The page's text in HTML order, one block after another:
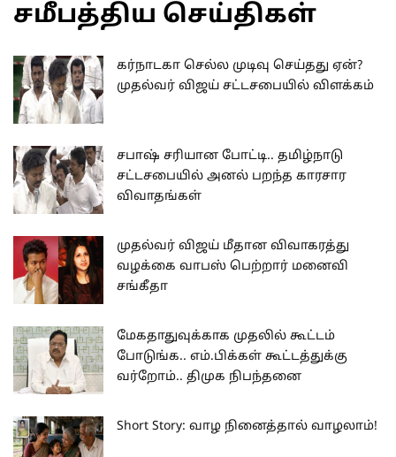
சமீபத்திய செய்திகள்
கர்நாடகா செல்ல முடிவு செய்தது ஏன்?
முதல்வர் விஜய் சட்டசபையில் விளக்கம்
சபாஷ் சரியான போட்டி.. தமிழ்நாடு
சட்டசபையில் அனல் பறந்த காரசார
விவாதங்கள்
முதல்வர் விஜய் மீதான விவாகரத்து
வழக்கை வாபஸ் பெற்றார் மனைவி
சங்கீதா
மேகதாதுவுக்காக முதலில் கூட்டம்
போடுங்க.. எம்.பிக்கள் கூட்டத்துக்கு
வர்றோம்.. திமுக நிபந்தனை
Short Story: வாழ நினைத்தால் வாழலாம்!